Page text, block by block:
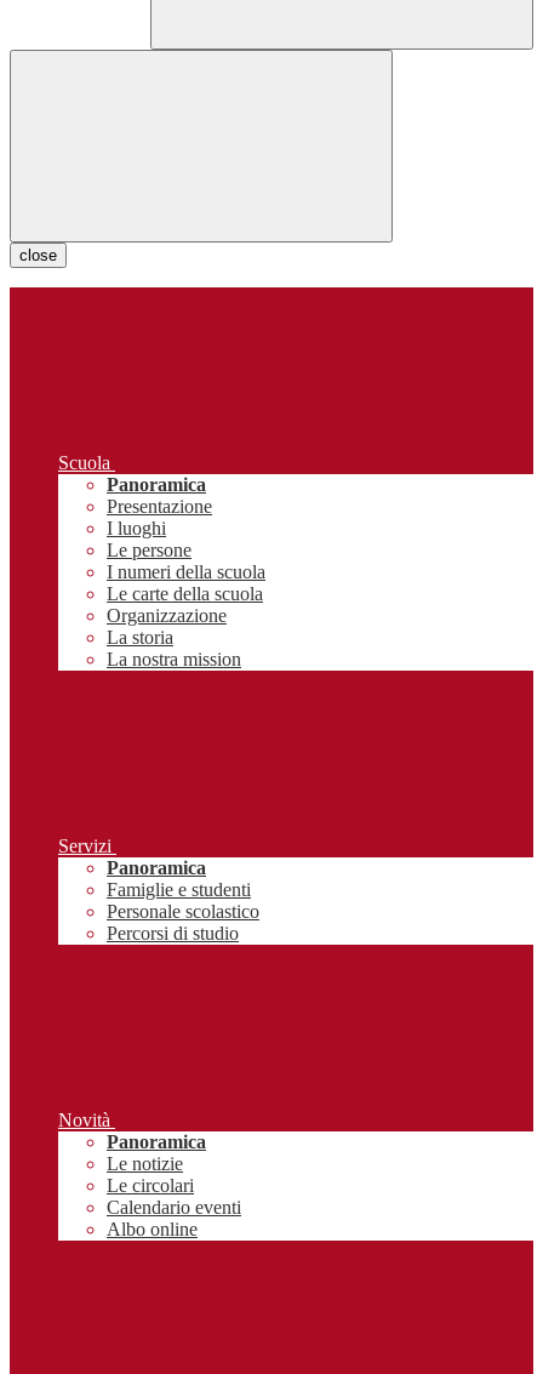
close
Scuola
Panoramica
Presentazione
I luoghi
Le persone
I numeri della scuola
Le carte della scuola
Organizzazione
La storia
La nostra mission
Servizi
Panoramica
Famiglie e studenti
Personale scolastico
Percorsi di studio
Novità
Panoramica
Le notizie
Le circolari
Calendario eventi
Albo online